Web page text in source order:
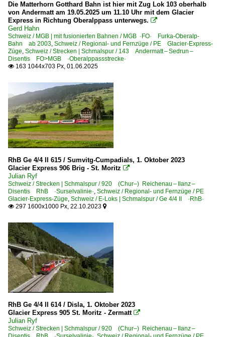
Die Matterhorn Gotthard Bahn ist hier mit Zug Lok 103 oberhalb
von Andermatt am 19.05.2025 um 11.10 Uhr mit dem Glacier
Express in Richtung Oberalppass unterwegs. 
Gerd Hahn
Schweiz / MGB | mit fusionierten Bahnen / MGB ·FO· Furka-Oberalp-
Bahn ab 2003, Schweiz / Regional- und Fernzüge / PE Glacier-Express-
Züge, Schweiz / Strecken | Schmalspur / 143 Andermatt – Sedrun –
Disentis FO>MGB ·Oberalppassstrecke·
 163 1044x703 Px, 01.06.2025
RhB Ge 4/4 II 615 / Sumvitg-Cumpadials, 1. Oktober 2023
Glacier Express 906 Brig - St. Moritz 
Julian Ryf
Schweiz / Strecken | Schmalspur / 920 (Chur–) Reichenau – Ilanz –
Disentis RhB ·Surselvalinie·, Schweiz / Regional- und Fernzüge / PE
Glacier-Express-Züge, Schweiz / E-Loks | Schmalspur / Ge 4/4 II ·RhB·
 297 1600x1000 Px, 22.10.2023 
RhB Ge 4/4 II 614 / Disla, 1. Oktober 2023
Glacier Express 905 St. Moritz - Zermatt 
Julian Ryf
Schweiz / Strecken | Schmalspur / 920 (Chur–) Reichenau – Ilanz –